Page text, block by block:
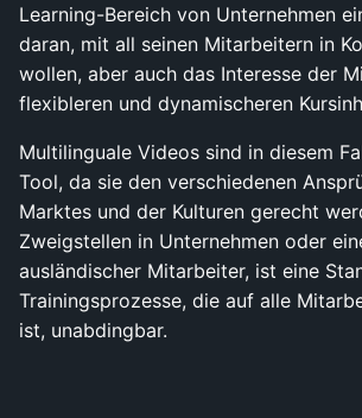
Learning-Bereich von Unternehmen
daran, mit all seinen Mitarbeitern in
wollen, aber auch das Interesse der
flexibleren und dynamischeren
Multilinguale Videos sind in diesem
Tool, da sie den verschiedenen
Marktes und der Kulturen gerecht
Zweigstellen in Unternehmen oder
ausländischer Mitarbeiter, ist eine
Trainingsprozesse, die auf alle
ist, unabdingbar.